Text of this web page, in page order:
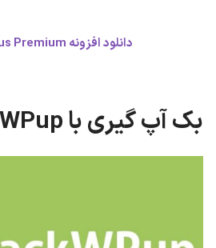
دانلود افزونه UpdraftPlus Premium
بک آپ گیری با BackWPup